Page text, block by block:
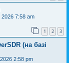
7:58 am
1 2 3
(на базі
2:58 pm